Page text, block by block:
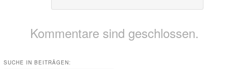
Kommentare sind geschlossen.
SUCHE IN BEITRÄGEN: